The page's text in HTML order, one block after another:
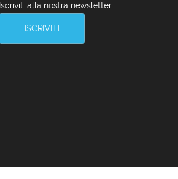
Iscriviti alla nostra newsletter
ISCRIVITI